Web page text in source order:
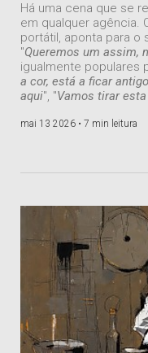
Há uma cena que se
em qualquer agência.
portátil, aponta para o
"Queremos um assim,
igualmente populares
a cor, está a ficar antigo
aqui", "Vamos tirar
mai 13 2026 • 7 min leitura